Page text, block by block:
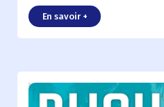
En savoir +